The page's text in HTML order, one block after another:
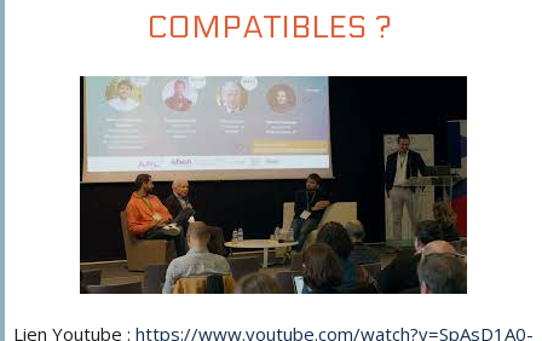
COMPATIBLES ?
Lien Youtube : https://www.youtube.com/watch?v=SpAsD1A0-